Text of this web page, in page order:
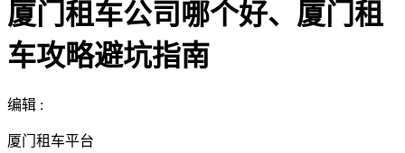
厦门租车公司哪个好、厦门租
车攻略避坑指南
编辑 :
厦门租车平台